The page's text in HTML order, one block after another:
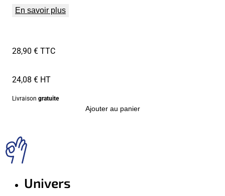
En savoir plus
28,90 € TTC
24,08 € HT
Livraison gratuite
Ajouter au panier
Univers